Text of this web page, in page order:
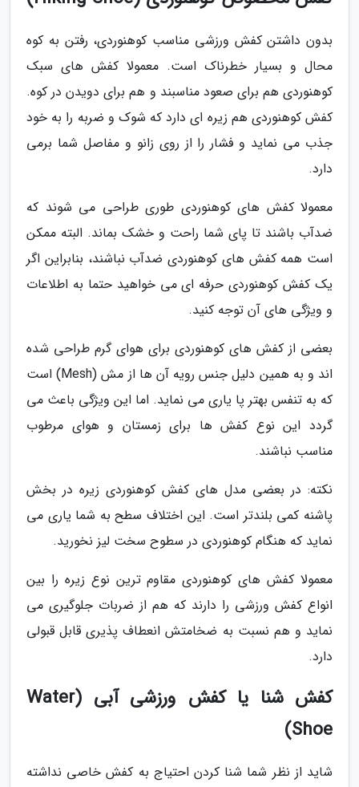
بدون داشتن کفش ورزشی مناسب کوهنوردی، رفتن به کوه
محال و بسیار خطرناک است. معمولا کفش های سبک
کوهنوردی هم برای صعود مناسبند و هم برای دویدن در کوه.
کفش کوهنوردی هم زیره ای دارد که شوک و ضربه را به خود
جذب می نماید و فشار را از روی زانو و مفاصل شما برمی
دارد.
معمولا کفش های کوهنوردی طوری طراحی می شوند که
ضدآب باشند تا پای شما راحت و خشک بماند. البته ممکن
است همه کفش های کوهنوردی ضدآب نباشند، بنابراین اگر
یک کفش کوهنوردی حرفه ای می خواهید حتما به اطلاعات
و ویژگی های آن توجه کنید.
بعضی از کفش های کوهنوردی برای هوای گرم طراحی شده
اند و به همین دلیل جنس رویه آن ها از مش (Mesh) است
که به تنفس بهتر پا یاری می نماید. اما این ویژگی باعث می
گردد این نوع کفش ها برای زمستان و هوای مرطوب
مناسب نباشند.
نکته: در بعضی مدل های کفش کوهنوردی زیره در بخش
پاشنه کمی بلندتر است. این اختلاف سطح به شما یاری می
نماید که هنگام کوهنوردی در سطوح سخت لیز نخورید.
معمولا کفش های کوهنوردی مقاوم ترین نوع زیره را بین
انواع کفش ورزشی را دارند که هم از ضربات جلوگیری می
نماید و هم نسبت به ضخامتش انعطاف پذیری قابل قبولی
دارد.
کفش شنا یا کفش ورزشی آبی (Water
Shoe)
شاید از نظر شما شنا کردن احتیاج به کفش خاصی نداشته